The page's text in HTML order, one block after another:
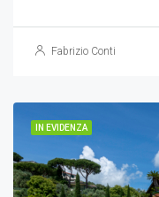
Fabrizio Conti
IN EVIDENZA